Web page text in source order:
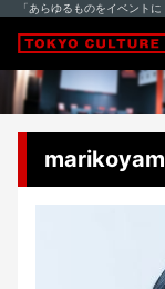
「あらゆるものをイベント